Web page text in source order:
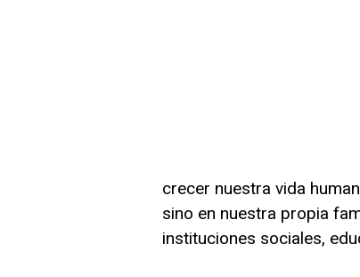
crecer nuestra vida
sino en nuestra propia
instituciones sociales,